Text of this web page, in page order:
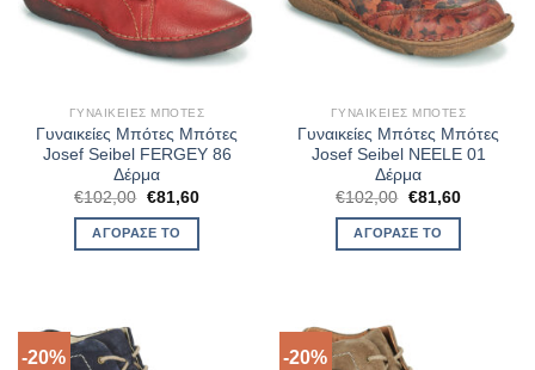
ΓΥΝΑΙΚΕΊΕΣ ΜΠΌΤΕΣ
Γυναικείες Μπότες Μπότες
Josef Seibel FERGEY 86
Δέρμα
€102,00 Original
price
was:
€102,00.
€81,60Η
ΑΓΌΡΑΣΈ ΤΟ
ΓΥΝΑΙΚΕΊΕΣ ΜΠΌΤΕΣ
Γυναικείες Μπότες Μπότες
Josef Seibel NEELE 01
Δέρμα
€102,00 Original
price
was:
€102,00.
€81,60Η
ΑΓΌΡΑΣΈ ΤΟ
-20% -20%